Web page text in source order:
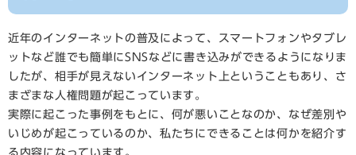
近年のインターネットの普及によって、スマートフォンやタブレ
ットなど誰でも簡単にSNSなどに書き込みができるようになりま
したが、相手が見えないインターネット上ということもあり、さ
まざまな人権問題が起こっています。
実際に起こった事例をもとに、何が悪いことなのか、なぜ差別や
いじめが起こっているのか、私たちにできることは何かを紹介す
る内容になっています。